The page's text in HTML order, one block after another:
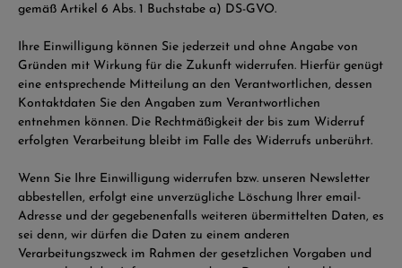
gemäß Artikel 6 Abs. 1 Buchstabe a) DS-GVO.
Ihre Einwilligung können Sie jederzeit und ohne Angabe von
Gründen mit Wirkung für die Zukunft widerrufen. Hierfür genügt
eine entsprechende Mitteilung an den Verantwortlichen, dessen
Kontaktdaten Sie den Angaben zum Verantwortlichen
entnehmen können. Die Rechtmäßigkeit der bis zum Widerruf
erfolgten Verarbeitung bleibt im Falle des Widerrufs unberührt.
Wenn Sie Ihre Einwilligung widerrufen bzw. unseren Newsletter
abbestellen, erfolgt eine unverzügliche Löschung Ihrer email-
Adresse und der gegebenenfalls weiteren übermittelten Daten, es
sei denn, wir dürfen die Daten zu einem anderen
Verarbeitungszweck im Rahmen der gesetzlichen Vorgaben und